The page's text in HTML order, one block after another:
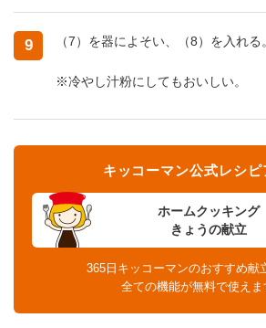
9 （7）を器によそい、（8）を入れる。
※冷やし汁粉にしてもおいしい。
ホームクッキング
きょうの献立
キッコーマン公式レシピ
365日キッコーマンのおすすめ献
全ての機能が無料で使えま